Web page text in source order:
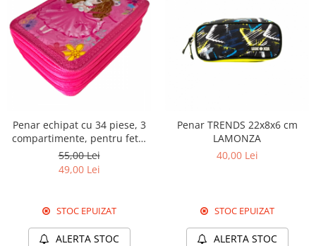
Penar echipat cu 34 piese, 3
compartimente, pentru fete,
PNF03
55,00 Lei
49,00 Lei
STOC EPUIZAT
ALERTA STOC
Penar TRENDS 22x8x6 cm
LAMONZA
40,00 Lei
STOC EPUIZAT
ALERTA STOC